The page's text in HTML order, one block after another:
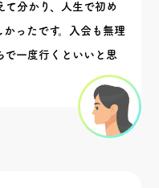
て分かり、人生で初め
ったです。入会も無理
で一度行くといいと思